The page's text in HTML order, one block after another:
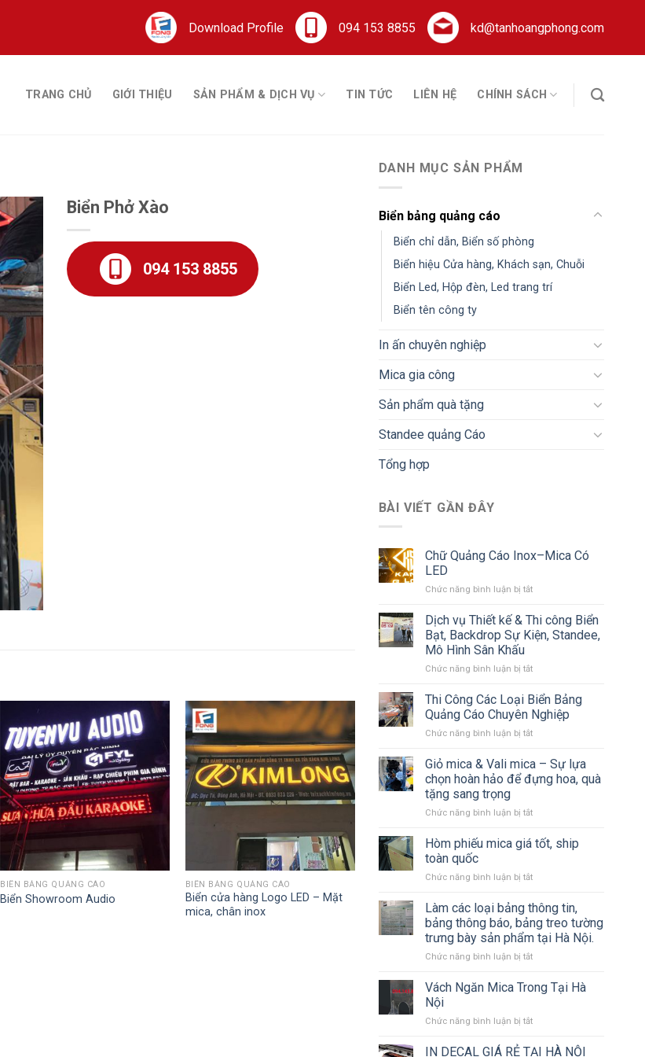
Download Profile 094 153 8855 kd@tanhoangphong.com
TRANG CHỦ GIỚI THIỆU SẢN PHẨM & DỊCH VỤ TIN TỨC LIÊN HỆ CHÍNH SÁCH
Biển Phở Xào
094 153 8855
BIỂN BẢNG QUẢNG CÁO
Biển Showroom Audio
BIỂN BẢNG QUẢNG CÁO
Biển cửa hàng Logo LED – Mặt
mica, chân inox
DANH MỤC SẢN PHẨM
Biển bảng quảng cáo
Biển chỉ dẫn, Biển số phòng
Biển hiệu Cửa hàng, Khách sạn, Chuỗi
Biển Led, Hộp đèn, Led trang trí
Biển tên công ty
In ấn chuyên nghiệp
Mica gia công
Sản phẩm quà tặng
Standee quảng Cáo
Tổng hợp
BÀI VIẾT GẦN ĐÂY
Chữ Quảng Cáo Inox–Mica Có
LED
Chức năng bình luận bị tắtở
Quảng
Cáo
Inox–
Có
Dịch vụ Thiết kế & Thi công Biển
Bạt, Backdrop Sự Kiện, Standee,
Mô Hình Sân Khấu
Chức năng bình luận bị tắtở
vụ
Thiết
kế
&
công
Biển
Bạt,
Sự
Standee,
Sân
Thi Công Các Loại Biển Bảng
Quảng Cáo Chuyên Nghiệp
Chức năng bình luận bị tắtở
Công
Các
Loại
Bảng
Cáo
Giỏ mica & Vali mica – Sự lựa
chọn hoàn hảo để đựng hoa, quà
tặng sang trọng
Chức năng bình luận bị tắtở
mica
mica
Sự
lựa
chọn
hoàn
hảo
đựng
tặng
trọng
Hòm phiếu mica giá tốt, ship
toàn quốc
Chức năng bình luận bị tắtở
phiếu
mica
giá
tốt,
ship
quốc
Làm các loại bảng thông tin,
bảng thông báo, bảng treo tường
trưng bày sản phẩm tại Hà Nội.
Chức năng bình luận bị tắtở
các
loại
thông
bảng
Vách Ngăn Mica Trong Tại Hà
Nội
Chức năng bình luận bị tắtở
Ngăn
IN DECAL GIÁ RẺ TẠI HÀ NỘI